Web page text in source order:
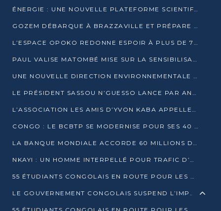
ÉNERGIE : UNE NOUVELLE PLATEFORME SCIENTIFIQUE POUR LA TRANSITION ÉNERGÉTIQUE EN AFRIQUE CENTRALE
GOZEM DÉBARQUE À BRAZZAVILLE ET PRÉPARE SON ARRIVÉE À POINTE-NOIRE
L’ESPACE OPOKO REDONNE ESPOIR À PLUS DE 775 ÉLÈVES AUTOCHTONES DANS LE NORD DU CONGO
PAUL VALISE MATOMBÉ MISE SUR LA SENSIBILISATION POUR ÉRAQUER LE GRAND BANDITISME
UNE NOUVELLE DIRECTION ENVIRONNEMENTALE POUR RENFORCER LA GESTION DES DONNÉES AU CONGO
LE PRÉSIDENT SASSOU N’GUESSO LANCE PAR ANTICIPATION LA 39ÈME JOURNÉE NATIONALE DE L’ARBRE
L’ASSOCIATION LES AMIS D’YVON KABA APPELLENT DENIS SASSOU N’GUESSO À SE PORTER CANDIDAT
CONGO : LE BCBTP SE MODERNISE POUR SES 40 ANS D’EXISTENCE
LA BANQUE MONDIALE ACCORDE 60 MILLIONS DE DOLLARS POUR LA RÉSILIENCE URBAINE AU CONGO
NKAYI : UN HOMME INTERPELLÉ POUR TRAFIC D’UN BÉBÉ CHIMPANZÉ
55 ÉTUDIANTS CONGOLAIS EN ROUTE POUR LES UNIVERSITÉS ALGÉRIENNES
LE GOUVERNEMENT CONGOLAIS SUSPEND L’IMPORTATION DES MACHETTES ET DES MOTOS